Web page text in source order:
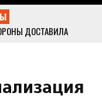
ДОСТАВИЛА
ОБЛАСТЬ
НАЦПОЛИЦИЮ МНОГО